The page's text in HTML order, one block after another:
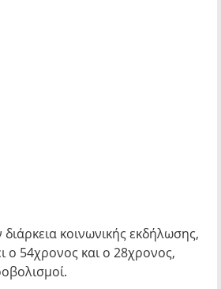
διάρκεια κοινωνικής εκδήλωσης,
ο 54χρονος και ο 28χρονος,